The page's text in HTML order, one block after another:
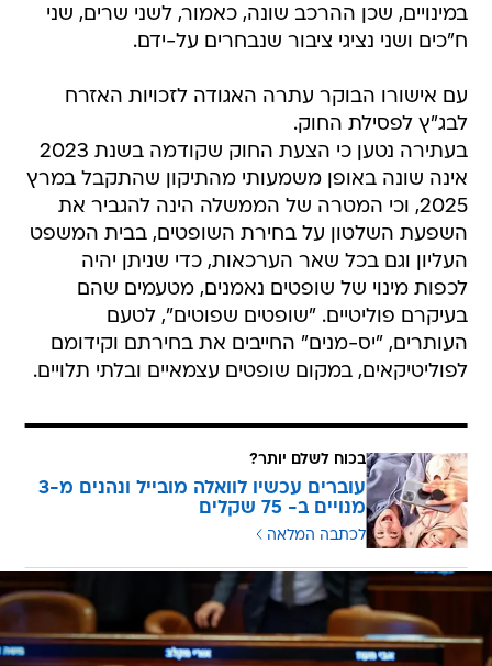
במינויים, שכן ההרכב שונה, כאמור, לשני שרים, שני
ח"כים ושני נציגי ציבור שנבחרים על-ידם.
עם אישורו הבוקר עתרה האגודה לזכויות האזרח
לבג"ץ לפסילת החוק.
בעתירה נטען כי הצעת החוק שקודמה בשנת 2023
אינה שונה באופן משמעותי מהתיקון שהתקבל במרץ
2025, וכי המטרה של הממשלה הינה להגביר את
השפעת השלטון על בחירת השופטים, בבית המשפט
העליון וגם בכל שאר הערכאות, כדי שניתן יהיה
לכפות מינוי של שופטים נאמנים, מטעמים שהם
בעיקרם פוליטיים. "שופטים שפוטים", לטעם
העותרים, "יס-מנים" החייבים את בחירתם וקידומם
לפוליטיקאים, במקום שופטים עצמאיים ובלתי תלויים.
בכוח לשלם יותר?
עוברים עכשיו לוואלה מובייל ונהנים מ-3
מנויים ב- 75 שקלים
לכתבה המלאה